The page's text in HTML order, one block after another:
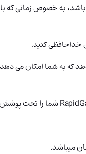
به خصوص زمانی که با
که به شما امکان می
میباشد.